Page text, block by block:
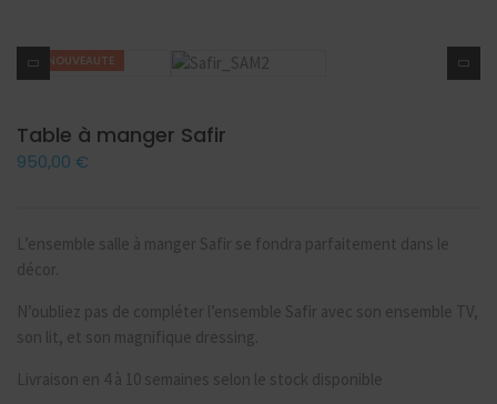
NOUVEAUTE
Table à manger Safir
950,00 €
L’ensemble salle à manger Safir se fondra parfaitement dans le
décor.
N’oubliez pas de compléter l’ensemble Safir avec son ensemble TV,
son lit, et son magnifique dressing.
Livraison en 4 à 10 semaines selon le stock disponible